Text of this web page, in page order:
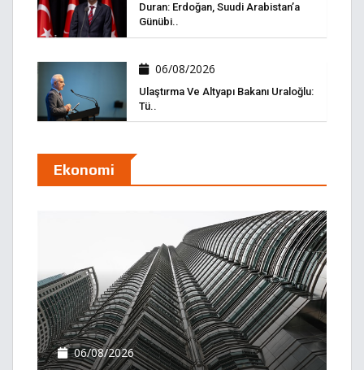
Duran: Erdoğan, Suudi Arabistan’a
Günübi..
06/08/2026
Ulaştırma Ve Altyapı Bakanı Uraloğlu:
Tü..
Ekonomi
06/08/2026